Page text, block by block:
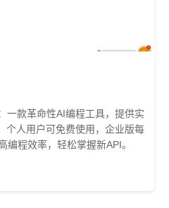
一款革命性AI编程工具，提供实
个人用户可免费使用，企业版每
编程效率，轻松掌握新API。